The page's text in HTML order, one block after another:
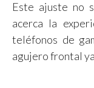
Este ajuste no
acerca la
teléfonos de
agujero frontal